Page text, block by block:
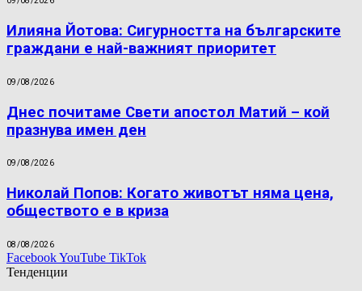
Илияна Йотова: Сигурността на българските
граждани е най-важният приоритет
09/08/2026
Днес почитаме Свети апостол Матий – кой
празнува имен ден
09/08/2026
Николай Попов: Когато животът няма цена,
обществото е в криза
08/08/2026
FacebookYouTube TikTok
Тенденции